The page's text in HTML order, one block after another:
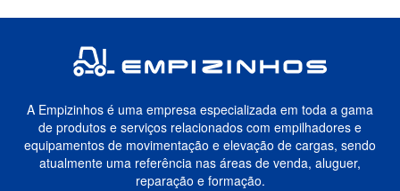
A Empizinhos é uma empresa especializada em toda a gama
de produtos e serviços relacionados com empilhadores e
equipamentos de movimentação e elevação de cargas, sendo
atualmente uma referência nas áreas de venda, aluguer,
reparação e formação.